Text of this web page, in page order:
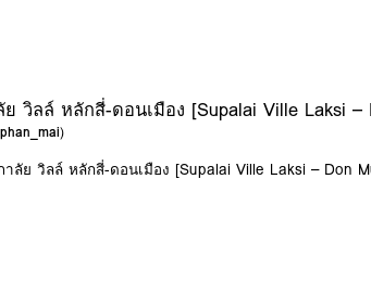
วิลล์ หลักสี่-ดอนเมือง [Supalai Ville Laksi –
)
ลัย วิลล์ หลักสี่-ดอนเมือง [Supalai Ville Laksi – Don